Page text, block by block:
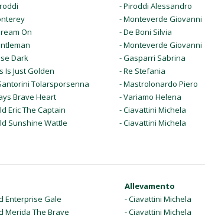
- Piroddi Alessandro
- Monteverde Giovanni
On - De Boni Silvia
- Monteverde Giovanni
Dark - Gasparri Sabrina
Is Just Golden - Re Stefania
Tolarsporsenna - Mastrolonardo Piero
Brave Heart - Variamo Helena
Eric The Captain - Ciavattini Michela
Sunshine Wattle - Ciavattini Michela
Allevamento
Enterprise Gale - Ciavattini Michela
Merida The Brave - Ciavattini Michela